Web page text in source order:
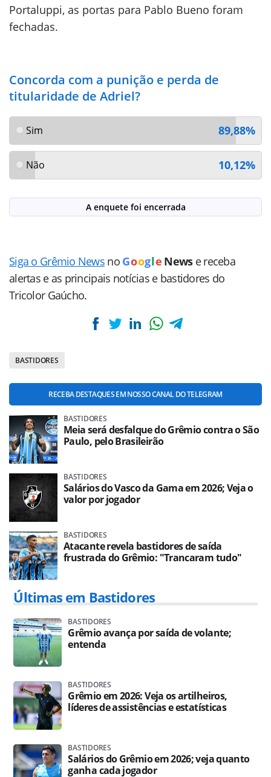
Portaluppi, as portas para Pablo Bueno foram
fechadas.
Concorda com a punição e perda de
titularidade de Adriel?
Sim 89,88%
Não 10,12%
A enquete foi encerrada
Siga o Grêmio News no Goog le News e receba
alertas e as principais notícias e bastidores do
Tricolor Gaúcho.
BASTIDORES
RECEBA DESTAQUES EM NOSSO CANAL DO TELEGRAM
BASTIDORES
Meia será desfalque do Grêmio contra o São
Paulo, pelo Brasileirão
BASTIDORES
Salários do Vasco da Gama em 2026; Veja o
valor por jogador
BASTIDORES
Atacante revela bastidores de saída
frustrada do Grêmio: "Trancaram tudo"
Últimas em Bastidores
BASTIDORES
Grêmio avança por saída de volante;
entenda
BASTIDORES
Grêmio em 2026: Veja os artilheiros,
líderes de assistências e estatísticas
BASTIDORES
Salários do Grêmio em 2026; veja quanto
ganha cada jogador